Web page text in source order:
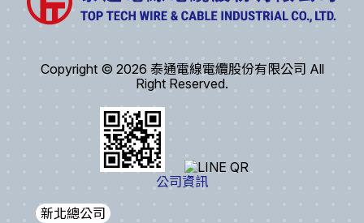
Copyright © 2026 泰通電線電纜股份有限公司 All
Right Reserved.
公司資訊
新北總公司